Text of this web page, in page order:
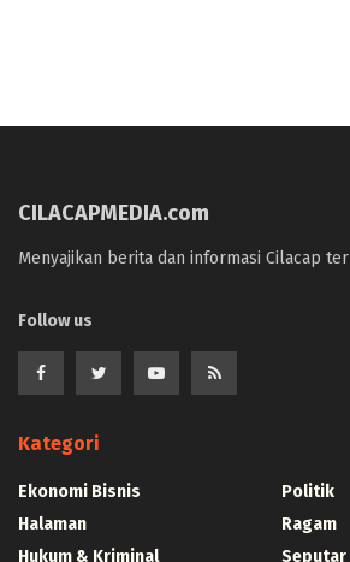
CILACAPMEDIA.com
Menyajikan berita dan informasi Cilacap
Follow us
Kategori
Ekonomi Bisnis
Halaman
Hukum & Kriminal
Politik
Ragam
Seputar